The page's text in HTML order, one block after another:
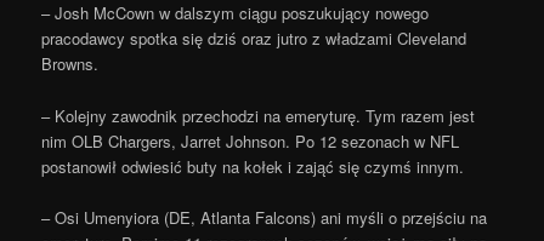
– Josh McCown w dalszym ciągu poszukujący nowego
pracodawcy spotka się dziś oraz jutro z władzami Cleveland
Browns.
– Kolejny zawodnik przechodzi na emeryturę. Tym razem jest
nim OLB Chargers, Jarret Johnson. Po 12 sezonach w NFL
postanowił odwiesić buty na kołek i zająć się czymś innym.
– Osi Umenyiora (DE, Atlanta Falcons) ani myśli o przejściu na